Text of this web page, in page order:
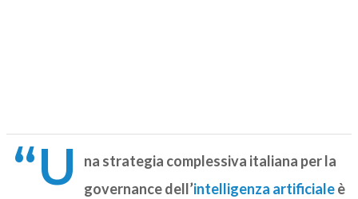
“U
na strategia complessiva italiana per la
governance dell’intelligenza artificialeè